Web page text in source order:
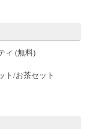
ィ (無料)
ト/お茶セット